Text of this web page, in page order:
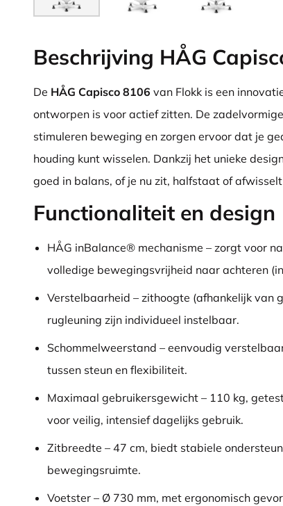
Beschrijving HÅG
De HÅG Capisco 8106 van Flokk is een
ontworpen is voor actief zitten. De
stimuleren beweging en zorgen ervoor dat je
houding kunt wisselen. Dankzij het unieke
goed in balans, of je nu zit, halfstaat of
Functionaliteit en design
HÅG inBalance® mechanisme – zorgt voor
volledige bewegingsvrijheid naar achteren
Verstelbaarheid – zithoogte (afhankelijk van
rugleuning zijn individueel instelbaar.
Schommelweerstand – eenvoudig
tussen steun en flexibiliteit.
Maximaal gebruikersgewicht – 110 kg,
voor veilig, intensief dagelijks gebruik.
Zitbreedte – 47 cm, biedt stabiele
bewegingsruimte.
Voetster – Ø 730 mm, met ergonomisch